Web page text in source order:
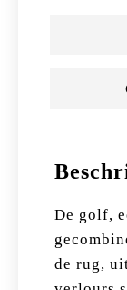
De golf,
de rug,